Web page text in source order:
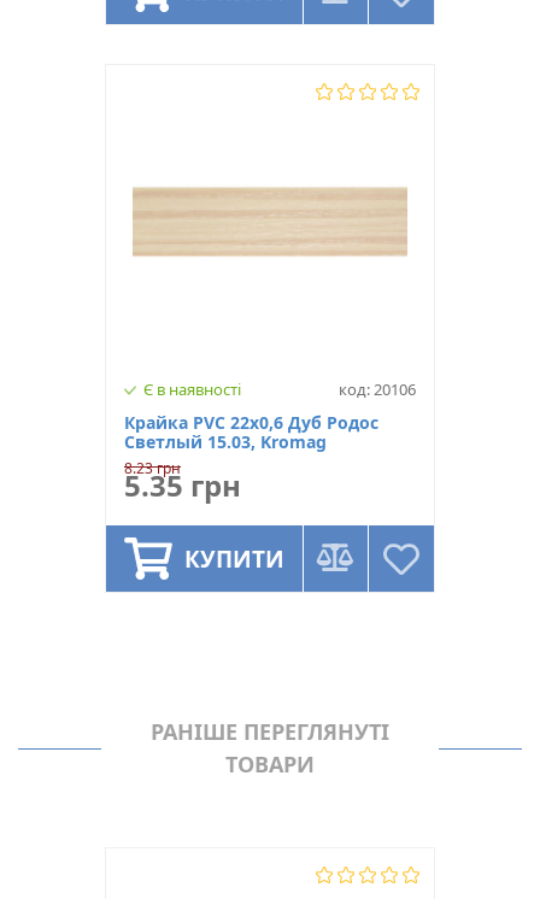
Є в наявності код: 20106
Крайка PVC 22х0,6 Дуб Родос
Светлый 15.03, Kromag
8.23 грн
5.35 грн
КУПИТИ
РАНІШЕ ПЕРЕГЛЯНУТІ
ТОВАРИ